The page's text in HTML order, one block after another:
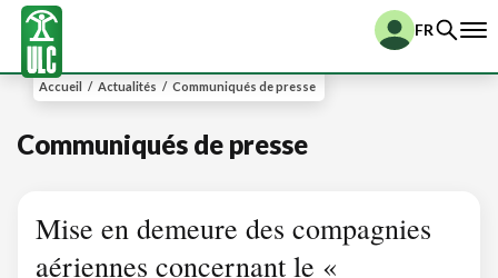
FR
Accueil / Actualités / Communiqués de presse
Communiqués de presse
Mise en demeure des compagnies
aériennes concernant le «